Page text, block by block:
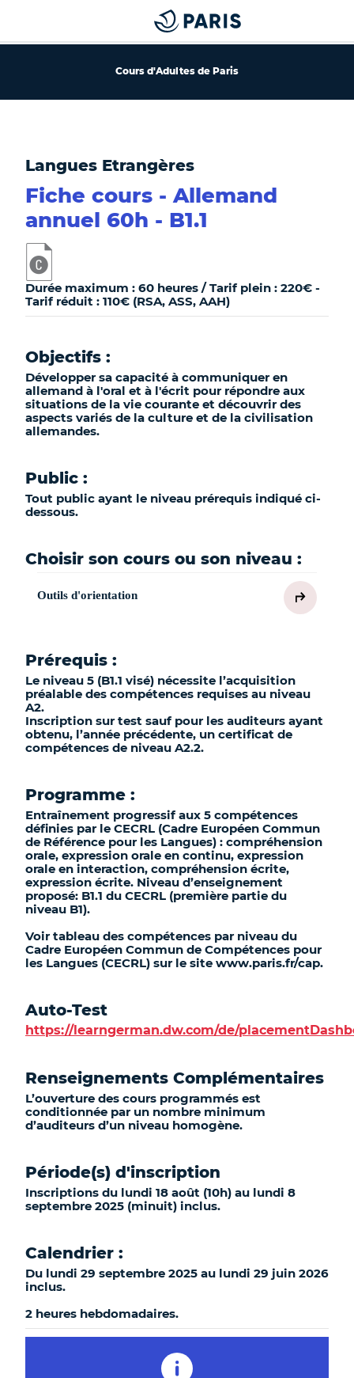
Cours d'Adultes de Paris
Langues Etrangères
Fiche cours - Allemand
annuel 60h - B1.1
Durée maximum : 60 heures / Tarif plein : 220€ -
Tarif réduit : 110€ (RSA, ASS, AAH)
Objectifs :
Développer sa capacité à communiquer en
allemand à l'oral et à l'écrit pour répondre aux
situations de la vie courante et découvrir des
aspects variés de la culture et de la civilisation
allemandes.
Public :
Tout public ayant le niveau prérequis indiqué ci-
dessous.
Choisir son cours ou son niveau :
Outils d'orientation
Prérequis :
Le niveau 5 (B1.1 visé) nécessite l’acquisition
préalable des compétences requises au niveau
A2.
Inscription sur test sauf pour les auditeurs ayant
obtenu, l’année précédente, un certificat de
compétences de niveau A2.2.
Programme :
Entraînement progressif aux 5 compétences
définies par le CECRL (Cadre Européen Commun
de Référence pour les Langues) : compréhension
orale, expression orale en continu, expression
orale en interaction, compréhension écrite,
expression écrite. Niveau d’enseignement
proposé: B1.1 du CECRL (première partie du
niveau B1).
Voir tableau des compétences par niveau du
Cadre Européen Commun de Compétences pour
les Langues (CECRL) sur le site www.paris.fr/cap.
Auto-Test
https://learngerman.dw.com/de/
Renseignements Complémentaires
L’ouverture des cours programmés est
conditionnée par un nombre minimum
d’auditeurs d’un niveau homogène.
Période(s) d'inscription
Inscriptions du lundi 18 août (10h) au lundi 8
septembre 2025 (minuit) inclus.
Calendrier :
Du lundi 29 septembre 2025 au lundi 29 juin 2026
inclus.
2 heures hebdomadaires.